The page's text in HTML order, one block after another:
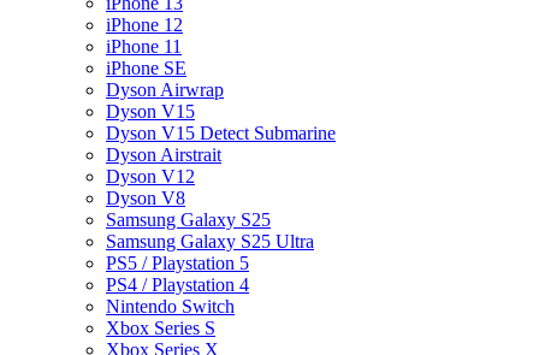
iPhone 12
iPhone 11
iPhone SE
Dyson Airwrap
Dyson V15
Dyson V15 Detect Submarine
Dyson Airstrait
Dyson V12
Dyson V8
Samsung Galaxy S25
Samsung Galaxy S25 Ultra
PS5 / Playstation 5
PS4 / Playstation 4
Nintendo Switch
Xbox Series S
Xbox Series X